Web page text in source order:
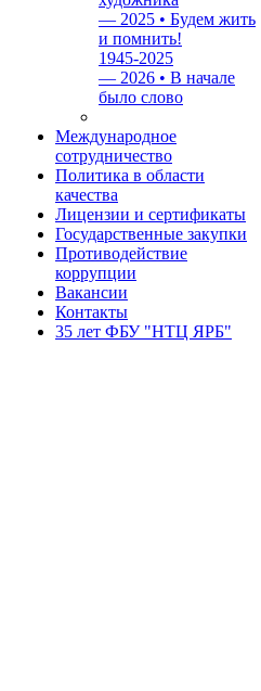
— 2025 • Будем жить
и помнить!
1945-2025
— 2026 • В начале
было слово
Международное
сотрудничество
Политика в области
качества
Лицензии и сертификаты
Государственные закупки
Противодействие
коррупции
Вакансии
Контакты
35 лет ФБУ "НТЦ ЯРБ"